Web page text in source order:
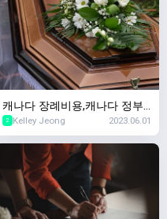
캐나다 장례비용,캐나다 정부
에서 장례지원을 해주나요? 캐
나다 국민연금 사망보험금
2 Kelley Jeong 2023.06.01